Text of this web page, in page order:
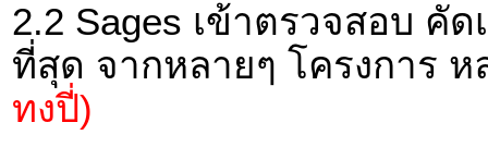
2.2 Sages เข้าตรวจสอบ คั
ที่สุด จากหลายๆ โครงการ
ทงปี่)